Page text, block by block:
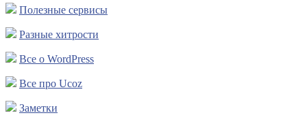
Полезные сервисы
Разные хитрости
Все о WordPress
Все про Ucoz
Заметки